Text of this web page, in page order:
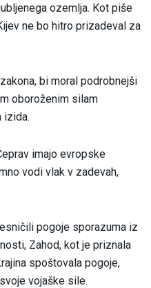
ozemlja. Kot piše
ne bo hitro prizadeval za
bi moral podrobnejši
oboroženim silam
izida.
imajo evropske
vodi vlak v zadevah,
pogoje sporazuma iz
Zahod, kot je priznala
spoštovala pogoje,
vojaške sile.